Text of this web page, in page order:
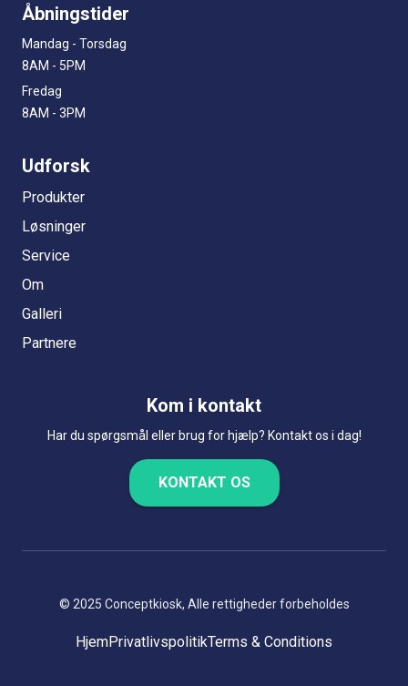
Åbningstider
Mandag - Torsdag
8AM - 5PM
Fredag
8AM - 3PM
Udforsk
Produkter
Løsninger
Service
Om
Galleri
Partnere
Kom i kontakt
Har du spørgsmål eller brug for hjælp? Kontakt os i dag!
KONTAKT OS
© 2025 Conceptkiosk, Alle rettigheder forbeholdes
HjemPrivatlivspolitikTerms & Conditions